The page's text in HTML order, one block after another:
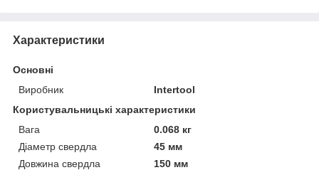
Характеристики
Основні
Виробник
Intertool
Користувальницькі характеристики
Вага
0.068 кг
Діаметр свердла
45 мм
Довжина свердла
150 мм